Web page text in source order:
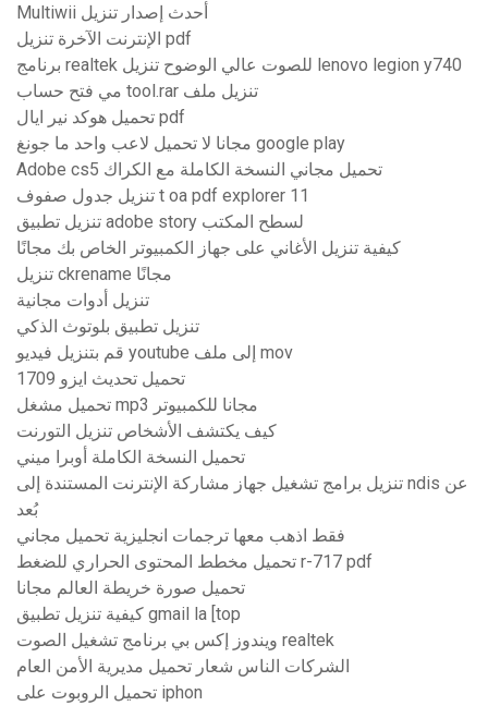
Multiwii أحدث إصدار تنزيل
الإنترنت الآخرة تنزيل pdf
برنامج realtek للصوت عالي الوضوح تنزيل lenovo legion y740
مي فتح حساب tool.rar تنزيل ملف
تحميل هوكد نير ايال pdf
مجانا لا تحميل لاعب واحد ما جونغ google play
Adobe cs5 تحميل مجاني النسخة الكاملة مع الكراك
تنزيل جدول صفوف t oa pdf explorer 11
تنزيل تطبيق adobe story لسطح المكتب
كيفية تنزيل الأغاني على جهاز الكمبيوتر الخاص بك مجانًا
تنزيل ckrename مجانًا
تنزيل أدوات مجانية
تنزيل تطبيق بلوتوث الذكي
قم بتنزيل فيديو youtube إلى ملف mov
1709 تحميل تحديث ايزو
تحميل مشغل mp3 مجانا للكمبيوتر
كيف يكتشف الأشخاص تنزيل التورنت
تحميل النسخة الكاملة أوبرا ميني
تنزيل برامج تشغيل جهاز مشاركة الإنترنت المستندة إلى ndis عن
بُعد
فقط اذهب معها ترجمات انجليزية تحميل مجاني
تحميل مخطط المحتوى الحراري للضغط r-717 pdf
تحميل صورة خريطة العالم مجانا
كيفية تنزيل تطبيق gmail la [top
ويندوز إكس بي برنامج تشغيل الصوت realtek
الشركات الناس شعار تحميل مديرية الأمن العام
تحميل الروبوت على iphon